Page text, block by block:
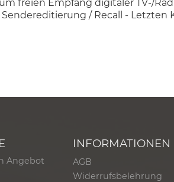
freien Empfang digitaler TV-/
/ Recall - Letzten
Angebot
INFORMATIONEN
AGB
Widerrufsbelehrung